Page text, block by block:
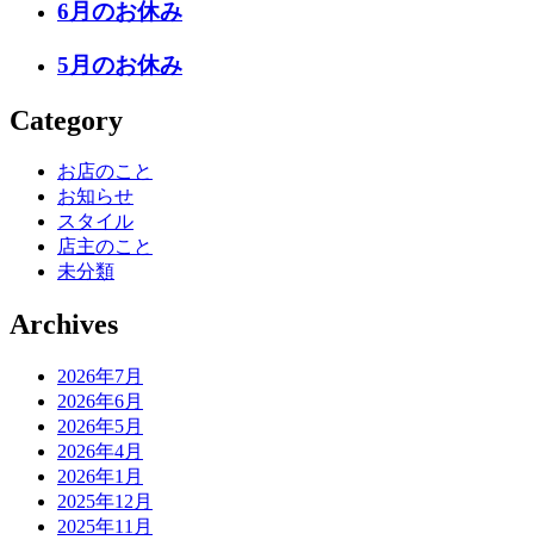
6月のお休み
5月のお休み
Category
お店のこと
お知らせ
スタイル
店主のこと
未分類
Archives
2026年7月
2026年6月
2026年5月
2026年4月
2026年1月
2025年12月
2025年11月